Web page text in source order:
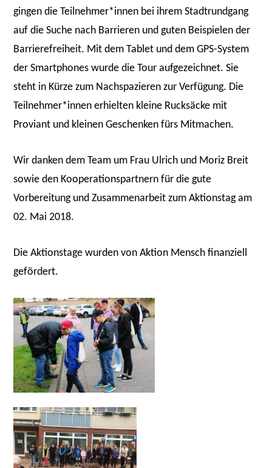
gingen die Teilnehmer*innen bei ihrem Stadtrundgang
auf die Suche nach Barrieren und guten Beispielen der
Barrierefreiheit. Mit dem Tablet und dem GPS-System
der Smartphones wurde die Tour aufgezeichnet. Sie
steht in Kürze zum Nachspazieren zur Verfügung. Die
Teilnehmer*innen erhielten kleine Rucksäcke mit
Proviant und kleinen Geschenken fürs Mitmachen.
Wir danken dem Team um Frau Ulrich und Moriz Breit
sowie den Kooperationspartnern für die gute
Vorbereitung und Zusammenarbeit zum Aktionstag am
02. Mai 2018.
Die Aktionstage wurden von Aktion Mensch finanziell
gefördert.